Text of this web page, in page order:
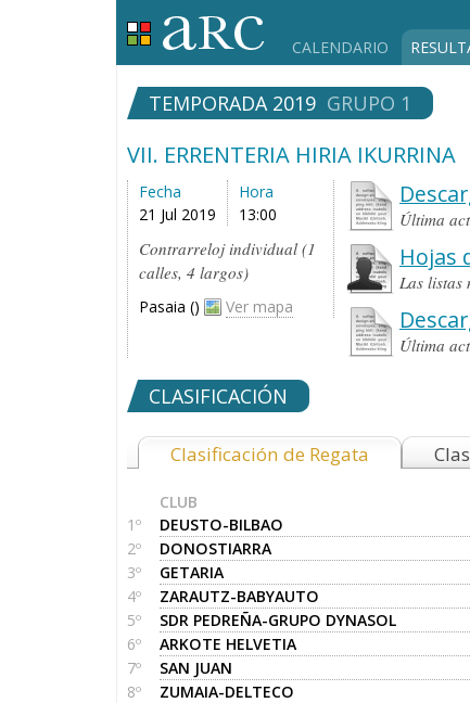
CALENDARIO
TEMPORADA 2019 GRUPO 1
VII. ERRENTERIA HIRIA IKURRINA
Fecha
21 Jul 2019
Hora
13:00
Contrarreloj individual (1
calles, 4 largos)
Pasaia () Ver mapa
Última
Hojas
Las listas
Última
CLASIFICACIÓN
Clasificación de Regata
CLUB
1º
DEUSTO-BILBAO
2º
DONOSTIARRA
3º
GETARIA
4º
ZARAUTZ-BABYAUTO
5º
SDR PEDREÑA-GRUPO DYNASOL
6º
ARKOTE HELVETIA
7º
SAN JUAN
8º
ZUMAIA-DELTECO